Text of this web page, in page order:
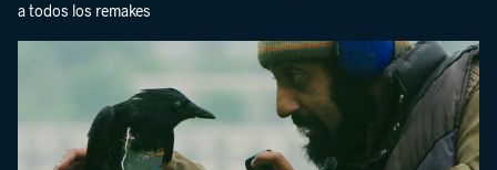
a todos los remakes